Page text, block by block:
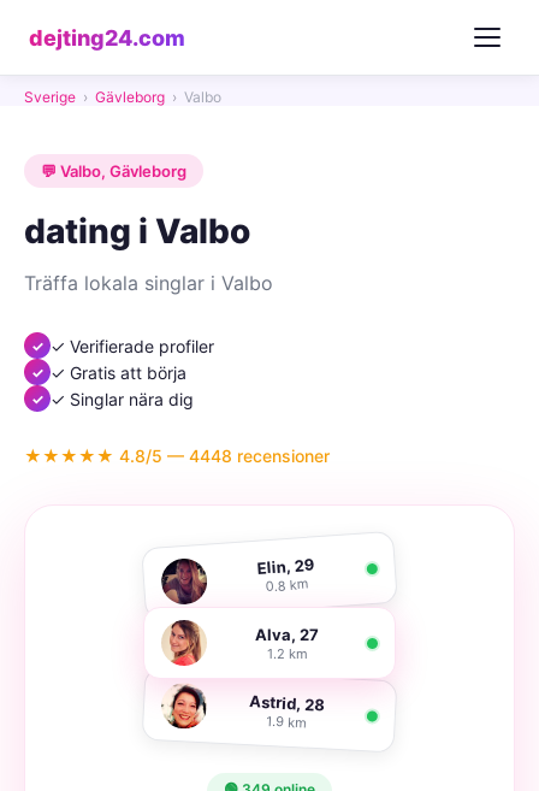
dejting24.com
Sverige › Gävleborg › Valbo
💬 Valbo, Gävleborg
dating i Valbo
Träffa lokala singlar i Valbo
✓ Verifierade profiler
✓ Gratis att börja
✓ Singlar nära dig
★★★★★ 4.8/5 — 4448 recensioner
Elin, 29
0.8 km
Alva, 27
1.2 km
Astrid, 28
1.9 km